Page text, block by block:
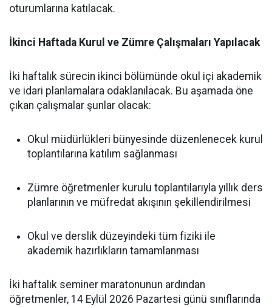
oturumlarına katılacak.
İkinci Haftada Kurul ve Zümre Çalışmaları Yapılacak
İki haftalık sürecin ikinci bölümünde okul içi akademik
ve idari planlamalara odaklanılacak. Bu aşamada öne
çıkan çalışmalar şunlar olacak:
Okul müdürlükleri bünyesinde düzenlenecek kurul
toplantılarına katılım sağlanması
Zümre öğretmenler kurulu toplantılarıyla yıllık ders
planlarının ve müfredat akışının şekillendirilmesi
Okul ve derslik düzeyindeki tüm fiziki ile
akademik hazırlıkların tamamlanması
İki haftalık seminer maratonunun ardından
öğretmenler, 14 Eylül 2026 Pazartesi günü sınıflarında